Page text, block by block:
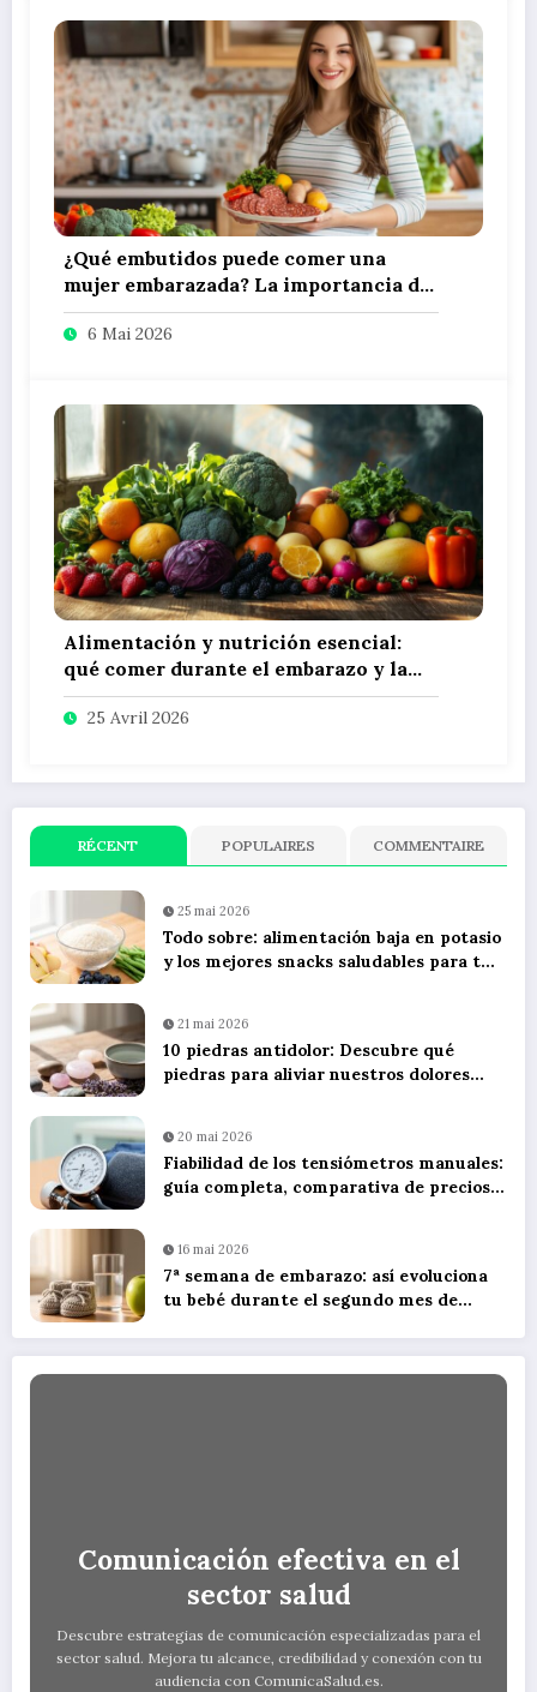
¿Qué embutidos puede comer una
mujer embarazada? La importancia de
conocer la procedencia y cocción
adecuada
6 Mai 2026
Alimentación y nutrición esencial:
qué comer durante el embarazo y la
lactancia
25 Avril 2026
RÉCENT POPULAIRES COMMENTAIRE
25 mai 2026
Todo sobre: alimentación baja en potasio
y los mejores snacks saludables para tu
21 mai 2026
10 piedras antidolor: Descubre qué
piedras para aliviar nuestros dolores
20 mai 2026
Fiabilidad de los tensiómetros manuales:
guía completa, comparativa de precios y
16 mai 2026
7ª semana de embarazo: así evoluciona
tu bebé durante el segundo mes de
Comunicación efectiva en el
sector salud
Descubre estrategias de comunicación especializadas para el
sector salud. Mejora tu alcance, credibilidad y conexión con tu
audiencia con ComunicaSalud.es.